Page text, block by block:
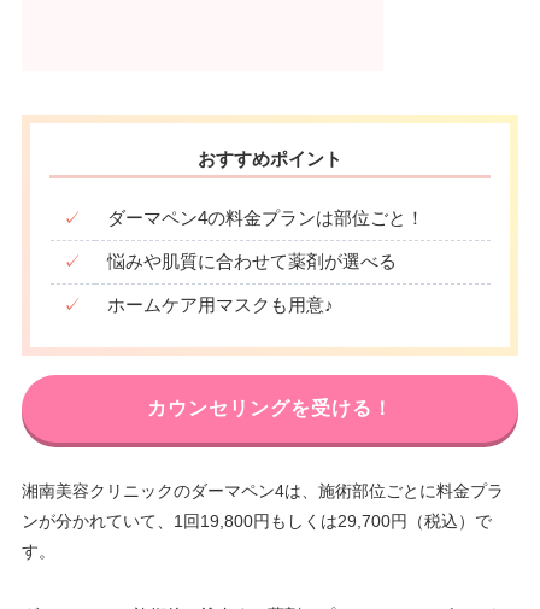
おすすめポイント
✓ ダーマペン4の料金プランは部位ごと！
✓ 悩みや肌質に合わせて薬剤が選べる
✓ ホームケア用マスクも用意♪
カウンセリングを受ける！
湘南美容クリニックのダーマペン4は、施術部位ごとに料金プラ
ンが分かれていて、1回19,800円もしくは29,700円（税込）で
す。